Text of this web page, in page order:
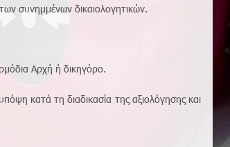
συνημμένων δικαιολογητικών.
Αρχή ή δικηγόρο.
κατά τη διαδικασία της αξιολόγησης και